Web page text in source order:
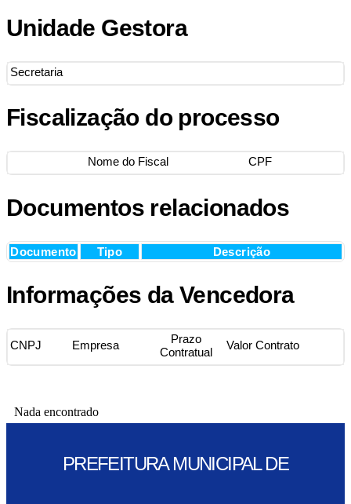
Unidade Gestora
Secretaria
Fiscalização do processo
Nome do Fiscal CPF
Documentos relacionados
Documento Tipo Descrição
Informações da Vencedora
CNPJ Empresa
Prazo
Contratual
Valor Contrato
Nada encontrado
PREFEITURA MUNICIPAL DE